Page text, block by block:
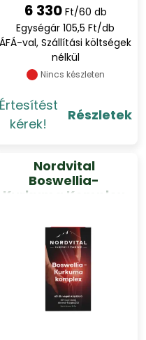
6 330 Ft/60 db
Egységár 105,5 Ft/db
ÁFÁ-val, Szállítási költségek
nélkül
Nincs készleten
Értesítést
kérek!
Részletek
Nordvital
Boswellia-
Kurkuma Komplex